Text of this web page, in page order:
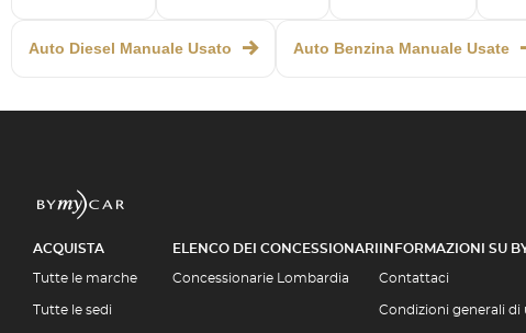
Auto Diesel Manuale Usato Auto Benzina Manuale Usate
ACQUISTA
Tutte le marche
Tutte le sedi
ELENCO DEI CONCESSIONARI
Concessionarie Lombardia
INFORMAZIONI SU
Contattaci
Condizioni generali di